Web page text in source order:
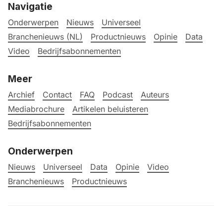
Navigatie
Onderwerpen Nieuws
Universeel
Branchenieuws (NL)
Productnieuws Opinie
Data
Video
Bedrijfsabonnementen
Meer
Archief Contact FAQ Podcast
Auteurs
Mediabrochure
Artikelen beluisteren
Bedrijfsabonnementen
Onderwerpen
Nieuws Universeel Data Opinie
Video
Branchenieuws
Productnieuws